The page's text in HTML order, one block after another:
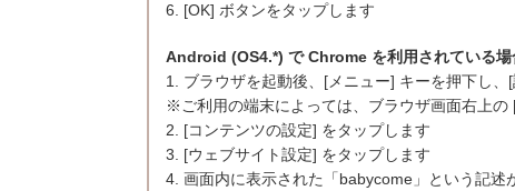
6. [OK] ボタンをタップします
Android (OS4.*) で Chrome を利用されている場
1. ブラウザを起動後、[メニュー] キーを押下し、
※ご利用の端末によっては、ブラウザ画面右上
2. [コンテンツの設定] をタップします
3. [ウェブサイト設定] をタップします
4. 画面内に表示された「babycome」という記述